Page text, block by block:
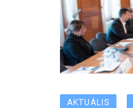
AKTUÁLIS